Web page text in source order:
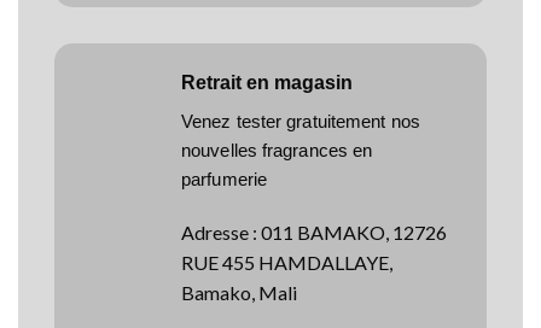
Retrait en magasin
Venez tester gratuitement nos
nouvelles fragrances en
parfumerie
Adresse : 011 BAMAKO, 12726
RUE 455 HAMDALLAYE,
Bamako, Mali